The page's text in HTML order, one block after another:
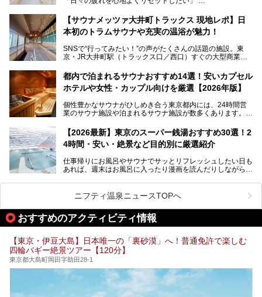
となっている新しいスタイルの銭湯です。
最近、SNSやメディアで「デザイナーズ銭湯」や「ネオ銭
本記事では、そもそもこれらがどんな銭湯なのか、その気に
いおしゃれな名店15選を、おすすめの順番で一挙にご紹介
します。
【サウナメッツァ大井町トラックス 現地レポ】日
本初のトラムサウナや充実の温浴が魅力！
SNSで“行ってみたい！”の声がたくさんの話題の施設。東
京・JR大井町駅（トラックス口／西口）すぐの大型商業施
ツァ大井町トラックス」がニューオープン。施設の様子をレ
ポ―トします。
都内で泊まれるサウナおすすめ14選！安いカプセル
ホテルや女性・カップル向けを厳選【2026年版】
個性豊かなサウナがひしめき合う東京都内には、24時間営
業のサウナ施設や泊まれるサウナ施設が数多くあります。
を旅の目的とする「サ旅」や自分へのご褒美のための宿泊な
ど、自分の好きなタイミングで好きなだけサ活ができるのが
魅力です。
最近では、男性専用施設だけでなく、カップルや女性に嬉し
い個室サウナも増えてきました。
ら、特におすすめしたい施設14選をご紹介します。
してみてください。
【2026最新】東京のスーパー銭湯おすすめ30選！2
4時間・安い・絶景など目的別に厳選紹介
仕事帰りにお風呂やサウナでサッとリフレッシュしたい日も
あれば、週末はお風呂に入ったり漫画を読んだりしながら一
また、終電を逃してしまい、「このまま朝までゆっくりでき
る場所があれば」と探した経験がある人も多いのではないで
しょうか。
そこで本記事では、東京でおすすめのスーパー銭湯を、目的
24時間営業で宿泊できる施設や、1,000円以下で楽しめる安
い施設、デートや休日レジャーにもぴったりなエンタメ要素
が充実した施設など、利用のシーンに合わせて参考にしてく
ださい。
ニフティ温泉ニュースTOPへ
おすすめのアクティビティ情報
【東京・伊豆大島】日本唯一の「裏砂漠」へ！普通免許で楽しむ
四輪バギー絶景ツアー【120分】
東京都大島町岡田字助田28-1